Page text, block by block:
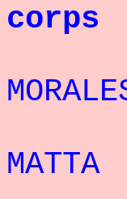
corps